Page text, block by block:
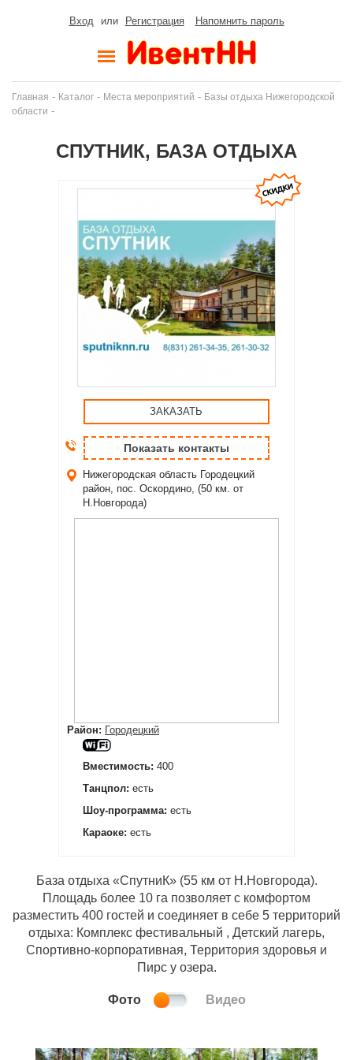
Вход или Регистрация Напомнить пароль
Главная - Каталог - Места мероприятий - Базы отдыха Нижегородской
области -
СПУТНИК, БАЗА ОТДЫХА
ЗАКАЗАТЬ
Показать контакты
Нижегородская область Городецкий
район, пос. Оскордино, (50 км. от
Н.Новгорода)
Район: Городецкий
Вместимость: 400
Танцпол: есть
Шоу-программа: есть
Караоке: есть
База отдыха «СпутниК» (55 км от Н.Новгорода).
Площадь более 10 га позволяет с комфортом
разместить 400 гостей и соединяет в себе 5 территорий
отдыха: Комплекс фестивальный , Детский лагерь,
Спортивно-корпоративная, Территория здоровья и
Пирс у озера.
Фото Видео